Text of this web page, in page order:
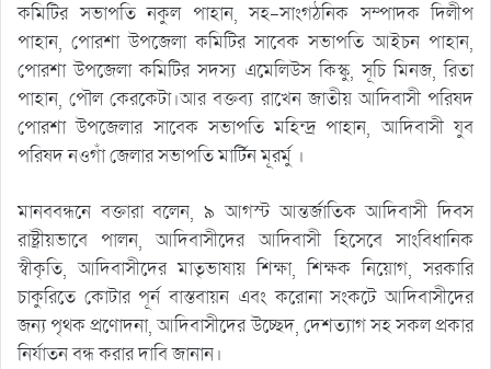
কমিটির সভাপতি নকুল পাহান, সহ-সাংগঠনিক সম্পাদক দিলীপ
পাহান, পোরশা উপজেলা কমিটির সাবেক সভাপতি আইচন পাহান,
পোরশা উপজেলা কমিটির সদস্য এমেলিউস কিস্কু, সূচি মিনজ, রিতা
পাহান, পৌল কেরকেটা।আর বক্তব্য রাখেন জাতীয় আদিবাসী পরিষদ
পোরশা উপজেলার সাবেক সভাপতি মহিন্দ্র পাহান, আদিবাসী যুব
পরিষদ নওগাঁ জেলার সভাপতি মার্টিন মূরর্মু ।
মানববন্ধনে বক্তারা বলেন, ৯ আগস্ট আন্তর্জাতিক আদিবাসী দিবস
রাষ্ট্রীয়ভাবে পালন, আদিবাসীদের আদিবাসী হিসেবে সাংবিধানিক
স্বীকৃতি, আদিবাসীদের মাতৃভাষায় শিক্ষা, শিক্ষক নিয়োগ, সরকারি
চাকুরিতে কোটার পূর্ন বাস্তবায়ন এবং করোনা সংকটে আদিবাসীদের
জন্য পৃথক প্রণোদনা, আদিবাসীদের উচ্ছেদ, দেশত্যাগ সহ সকল প্রকার
নির্যাতন বন্ধ করার দাবি জানান।